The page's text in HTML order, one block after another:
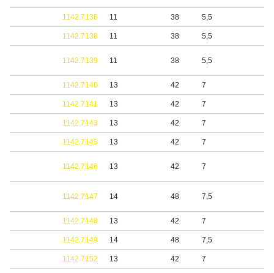
1142.7136 11 38 5,5
1142.7138 11 38 5,5
1142.7139 11 38 5,5
1142.7140 13 42 7
1142.7141 13 42 7
1142.7143 13 42 7
1142.7145 13 42 7
1142.7146 13 42 7
1142.7147 14 48 7,5
1142.7148 13 42 7
1142.7149 14 48 7,5
1142.7152 13 42 7